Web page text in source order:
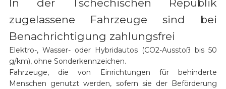
In der Tschechischen Republik
zugelassene Fahrzeuge sind bei
Benachrichtigung zahlungsfrei
Elektro-, Wasser- oder Hybridautos (CO2-Ausstoß bis 50
g/km), ohne Sonderkennzeichen.
Fahrzeuge, die von Einrichtungen für behinderte
Menschen genutzt werden, sofern sie der Beförderung